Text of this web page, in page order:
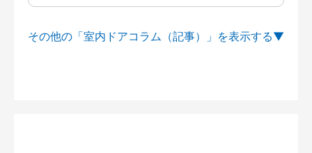
その他の「室内ドアコラム（記事）」を